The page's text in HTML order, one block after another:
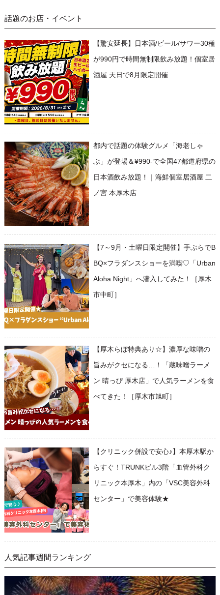
話題のお店・イベント
【驚安延長】日本酒/ビール/サワー30種
が990円で時間無制限飲み放題！個室居
酒屋 天日で8月限定開催
都内で話題の体験グルメ「海老しゃ
ぶ」が登場＆¥990-で全国47都道府県の
日本酒飲み放題！｜海鮮個室居酒屋 二
ノ宮 本厚木店
【7～9月・土曜日限定開催】手ぶらでB
BQ×フラダンスショーを満喫♡「Urban
Aloha Night」へ潜入してみた！［厚木
市中町］
【厚木らぼ特典あり☆】濃厚な味噌の
旨みがクセになる…！「蔵味噌ラーメ
ン 晴っぴ 厚木店」で人気ラーメンを食
べてきた！［厚木市旭町］
【クリニック併設で安心♪】本厚木駅か
らすぐ！TRUNKビル3階「血管外科ク
リニック本厚木」内の「VSC美容外科
センター」で美容体験★
人気記事週間ランキング